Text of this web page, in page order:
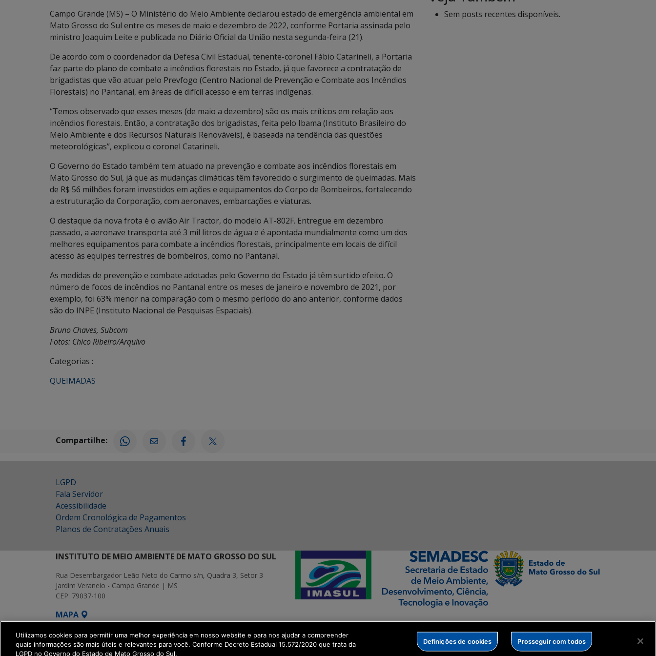
Campo Grande (MS) – O Ministério do Meio Ambiente declarou estado de emergência ambiental em
Mato Grosso do Sul entre os meses de maio e dezembro de 2022, conforme Portaria assinada pelo
ministro Joaquim Leite e publicada no Diário Oficial da União nesta segunda-feira (21).
De acordo com o coordenador da Defesa Civil Estadual, tenente-coronel Fábio Catarineli, a Portaria
faz parte do plano de combate a incêndios florestais no Estado, já que favorece a contratação de
brigadistas que vão atuar pelo Prevfogo (Centro Nacional de Prevenção e Combate aos Incêndios
Florestais) no Pantanal, em áreas de difícil acesso e em terras indígenas.
“Temos observado que esses meses (de maio a dezembro) são os mais críticos em relação aos
incêndios florestais. Então, a contratação dos brigadistas, feita pelo Ibama (Instituto Brasileiro do
Meio Ambiente e dos Recursos Naturais Renováveis), é baseada na tendência das questões
meteorológicas”, explicou o coronel Catarineli.
O Governo do Estado também tem atuado na prevenção e combate aos incêndios florestais em
Mato Grosso do Sul, já que as mudanças climáticas têm favorecido o surgimento de queimadas. Mais
de R$ 56 milhões foram investidos em ações e equipamentos do Corpo de Bombeiros, fortalecendo
a estruturação da Corporação, com aeronaves, embarcações e viaturas.
O destaque da nova frota é o avião Air Tractor, do modelo AT-802F. Entregue em dezembro
passado, a aeronave transporta até 3 mil litros de água e é apontada mundialmente como um dos
melhores equipamentos para combate a incêndios florestais, principalmente em locais de difícil
acesso às equipes terrestres de bombeiros, como no Pantanal.
As medidas de prevenção e combate adotadas pelo Governo do Estado já têm surtido efeito. O
número de focos de incêndios no Pantanal entre os meses de janeiro e novembro de 2021, por
exemplo, foi 63% menor na comparação com o mesmo período do ano anterior, conforme dados
são do INPE (Instituto Nacional de Pesquisas Espaciais).
Bruno Chaves, Subcom
Fotos: Chico Ribeiro/Arquivo
Categorias :
QUEIMADAS
Sem posts recentes disponíveis.
Compartilhe:
LGPD
Fala Servidor
Acessibilidade
Ordem Cronológica de Pagamentos
Planos de Contratações Anuais
INSTITUTO DE MEIO AMBIENTE DE MATO GROSSO DO SUL
Rua Desembargador Leão Neto do Carmo s/n, Quadra 3, Setor 3
Jardim Veraneio - Campo Grande | MS
CEP: 79037-100
MAPA
SETDIG | Secretaria-Executiva de Transformação Digital
Utilizamos cookies para permitir uma melhor experiência em nosso website e para nos ajudar a compreender
quais informações são mais úteis e relevantes para você. Conforme Decreto Estadual 15.572/2020 que trata da
LGPD no Governo do Estado de Mato Grosso do Sul.
Definições de cookies Prosseguir com todos